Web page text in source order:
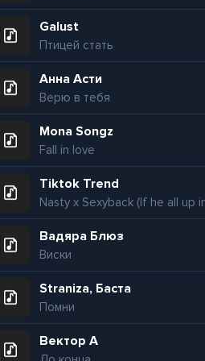
Galust
Птицей стать
Анна Асти
Верю в тебя
Mona Songz
Fall in love
Tiktok Trend
Вадяра Блюз
Виски
Straniza, Баста
Помни
Вектор А